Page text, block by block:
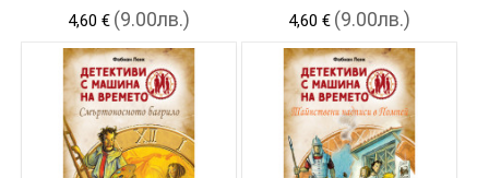
4,60 € (9.00лв.) 4,60 € (9.00лв.)